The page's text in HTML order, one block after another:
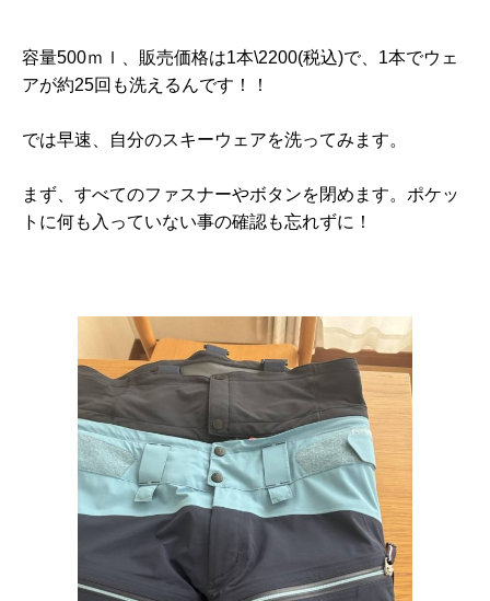
容量500ｍｌ、販売価格は1本\2200(税込)で、1本でウェ
アが約25回も洗えるんです！！
では早速、自分のスキーウェアを洗ってみます。
まず、すべてのファスナーやボタンを閉めます。ポケッ
トに何も入っていない事の確認も忘れずに！